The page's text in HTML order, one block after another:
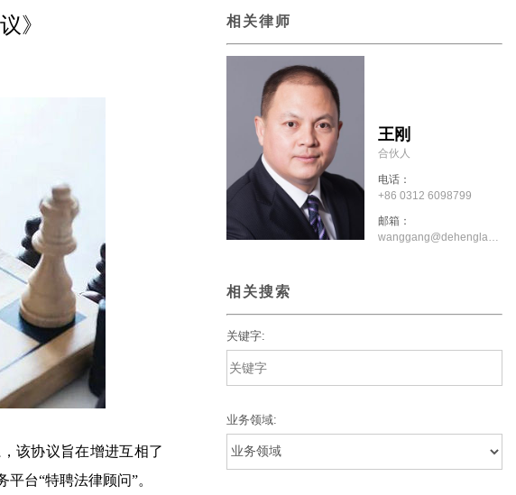
》
该协议旨在增进互相了
台“特聘法律顾问”。
相关律师
王刚
合伙人
电话：
+86 0312 6098799
邮箱：
wanggang@dehenglaw.com
相关搜索
关键字:
业务领域: